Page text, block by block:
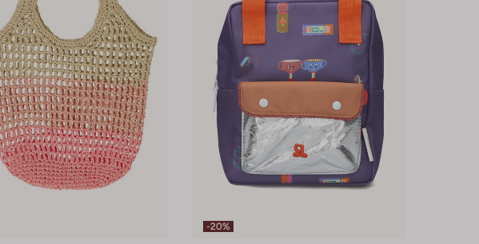
-20%